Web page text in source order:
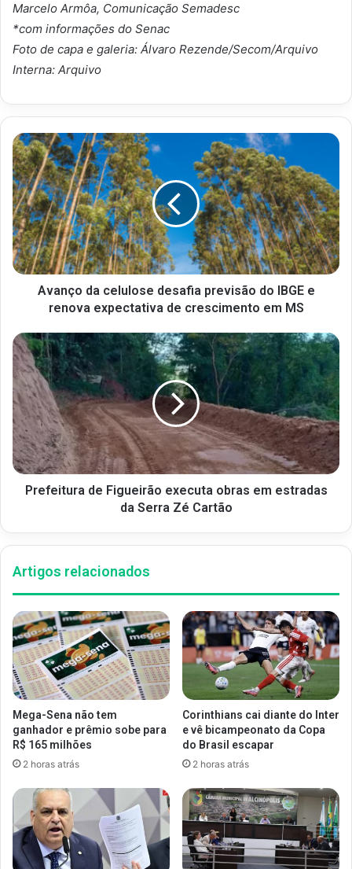
Marcelo Armôa, Comunicação Semadesc
*com informações do Senac
Foto de capa e galeria: Álvaro Rezende/Secom/Arquivo
Interna: Arquivo
Avanço da celulose desafia previsão do IBGE e
renova expectativa de crescimento em MS
Prefeitura de Figueirão executa obras em estradas
da Serra Zé Cartão
Artigos relacionados
Mega-Sena não tem
ganhador e prêmio sobe para
R$ 165 milhões
2 horas atrás
Corinthians cai diante do Inter
e vê bicampeonato da Copa
do Brasil escapar
2 horas atrás